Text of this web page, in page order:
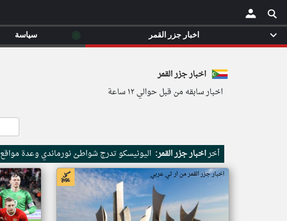
×
اخبار جزر القمر
اخبار سابقه من قبل حوالي ١٢ ساعة
أخراخبار جزر القمر: اليونيسكو تدرج شواطئ نورماندي وعدة
اخبار جزر القمر من ار تي عربي اخبار جزر
اخبار جزر القمر ◉ سياسة